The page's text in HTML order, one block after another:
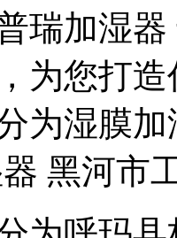
瑞加湿
为您打
为湿膜
黑河市